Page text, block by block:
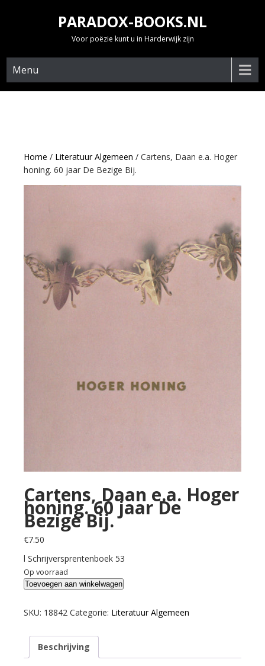
PARADOX-BOOKS.NL
Voor poëzie kunt u in Harderwijk zijn
Menu
Home / Literatuur Algemeen / Cartens, Daan e.a. Hoger
honing. 60 jaar De Bezige Bij.
Cartens, Daan e.a. Hoger
honing. 60 jaar De
Bezige Bij.
€7.50
l Schrijversprentenboek 53
Op voorraad
Cartens,
e.a.
honing.
Toevoegen aan winkelwagen
SKU: 18842 Categorie: Literatuur Algemeen
Beschrijving